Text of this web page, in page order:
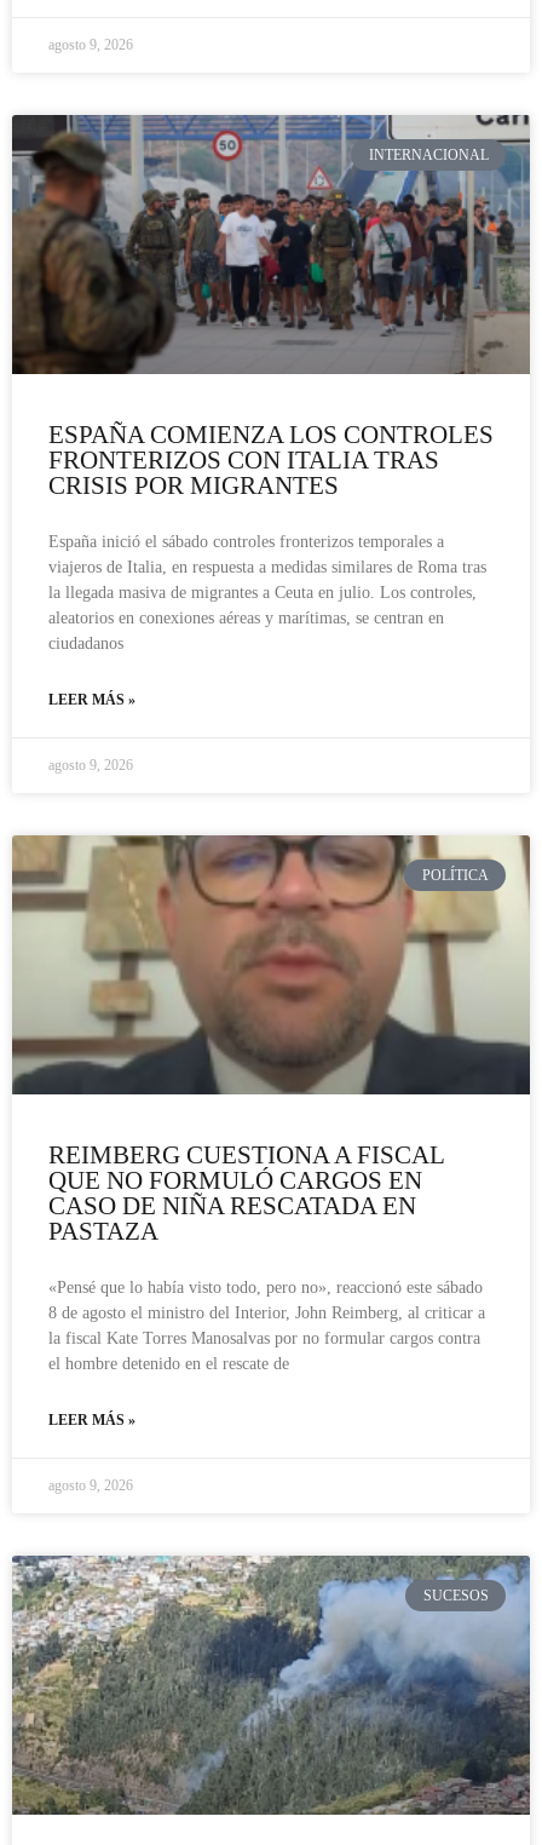
agosto 9, 2026
INTERNACIONAL
ESPAÑA COMIENZA LOS CONTROLES
FRONTERIZOS CON ITALIA TRAS
CRISIS POR MIGRANTES
España inició el sábado controles fronterizos temporales a
viajeros de Italia, en respuesta a medidas similares de Roma tras
la llegada masiva de migrantes a Ceuta en julio. Los controles,
aleatorios en conexiones aéreas y marítimas, se centran en
ciudadanos
LEER MÁS »
agosto 9, 2026
POLÍTICA
REIMBERG CUESTIONA A FISCAL
QUE NO FORMULÓ CARGOS EN
CASO DE NIÑA RESCATADA EN
PASTAZA
«Pensé que lo había visto todo, pero no», reaccionó este sábado
8 de agosto el ministro del Interior, John Reimberg, al criticar a
la fiscal Kate Torres Manosalvas por no formular cargos contra
el hombre detenido en el rescate de
LEER MÁS »
agosto 9, 2026
SUCESOS